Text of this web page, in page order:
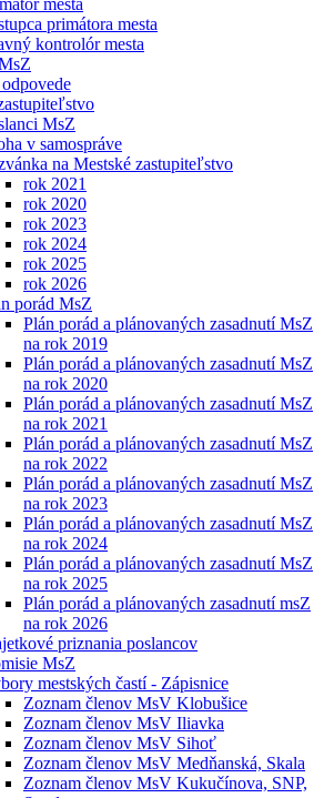
mesta
primátora mesta
kontrolór mesta
MsZ
v samospráve
na Mestské zastupiteľstvo
rok 2021
rok 2020
rok 2023
rok 2024
rok 2025
rok 2026
porád MsZ
Plán porád a plánovaných zasadnutí MsZ
na rok 2019
Plán porád a plánovaných zasadnutí MsZ
na rok 2020
Plán porád a plánovaných zasadnutí MsZ
na rok 2021
Plán porád a plánovaných zasadnutí MsZ
na rok 2022
Plán porád a plánovaných zasadnutí MsZ
na rok 2023
Plán porád a plánovaných zasadnutí MsZ
na rok 2024
Plán porád a plánovaných zasadnutí MsZ
na rok 2025
Plán porád a plánovaných zasadnutí msZ
na rok 2026
priznania poslancov
MsZ
mestských častí - Zápisnice
Zoznam členov MsV Klobušice
Zoznam členov MsV Iliavka
Zoznam členov MsV Sihoť
Zoznam členov MsV Medňanská, Skala
Zoznam členov MsV Kukučínova, SNP,